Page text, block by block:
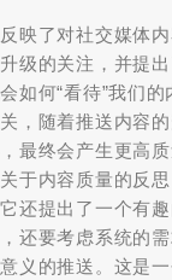
映了对社交媒体
级的关注，并提
如何“看待”我们
，随着推送内容
最终会产生更高质
于内容质量的反
还提出了一个有
还要考虑系统的
义的推送。这是